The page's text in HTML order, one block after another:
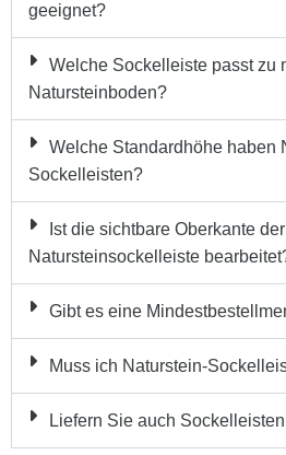
geeignet?
Welche Sockelleiste passt zu
Natursteinboden?
Welche Standardhöhe haben
Sockelleisten?
Ist die sichtbare Oberkante der
Natursteinsockelleiste
Gibt es eine
Muss ich Naturstein-
Liefern Sie auch